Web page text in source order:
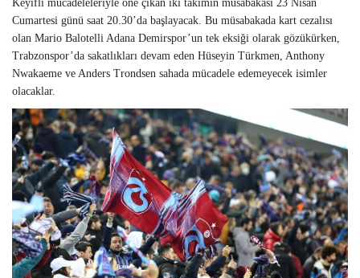
Keyifli mücadeleleriyle öne çıkan iki takımın müsabakası 23 Nisan
Cumartesi günü saat 20.30’da başlayacak. Bu müsabakada kart cezalısı
olan Mario Balotelli Adana Demirspor’un tek eksiği olarak gözükürken,
Trabzonspor’da sakatlıkları devam eden Hüseyin Türkmen, Anthony
Nwakaeme ve Anders Trondsen sahada mücadele edemeyecek isimler
olacaklar.